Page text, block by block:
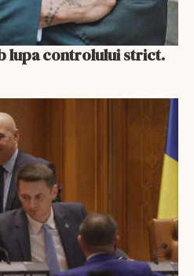
lupa controlului strict.